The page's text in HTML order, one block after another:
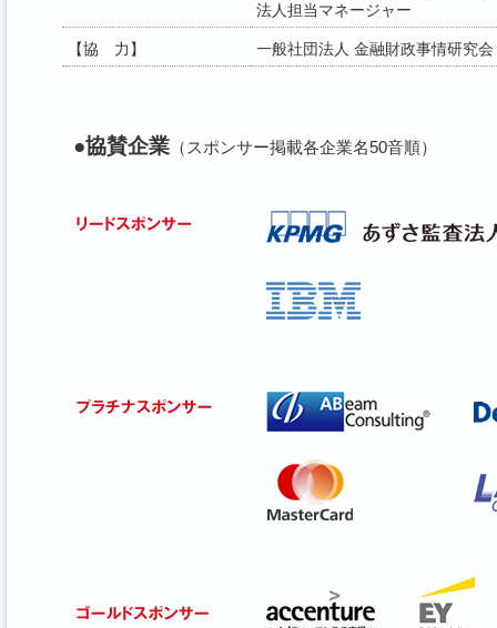
法人担当マネージャー
【協 力】 一般社団法人 金融財政事情研究会
●協賛企業 （スポンサー掲載各企業名50音順）